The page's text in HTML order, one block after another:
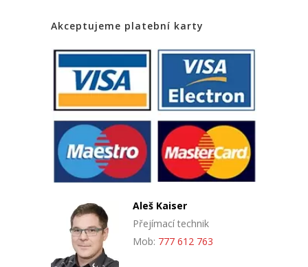
Akceptujeme platební karty
Aleš Kaiser
Přejímací technik
Mob: 777 612 763